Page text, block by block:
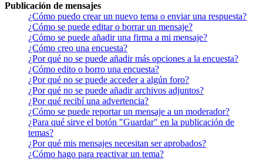
Publicación de mensajes
¿Cómo puedo crear un nuevo tema o enviar una respuesta?
¿Cómo se puede editar o borrar un mensaje?
¿Cómo se puede añadir una firma a mi mensaje?
¿Cómo creo una encuesta?
¿Por qué no se puede añadir más opciones a la encuesta?
¿Cómo edito o borro una encuesta?
¿Por qué no se puede acceder a algún foro?
¿Por qué no se puede añadir archivos adjuntos?
¿Por qué recibí una advertencia?
¿Cómo se puede reportar un mensaje a un moderador?
¿Para qué sirve el botón "Guardar" en la publicación de
temas?
¿Por qué mis mensajes necesitan ser aprobados?
¿Cómo hago para reactivar un tema?